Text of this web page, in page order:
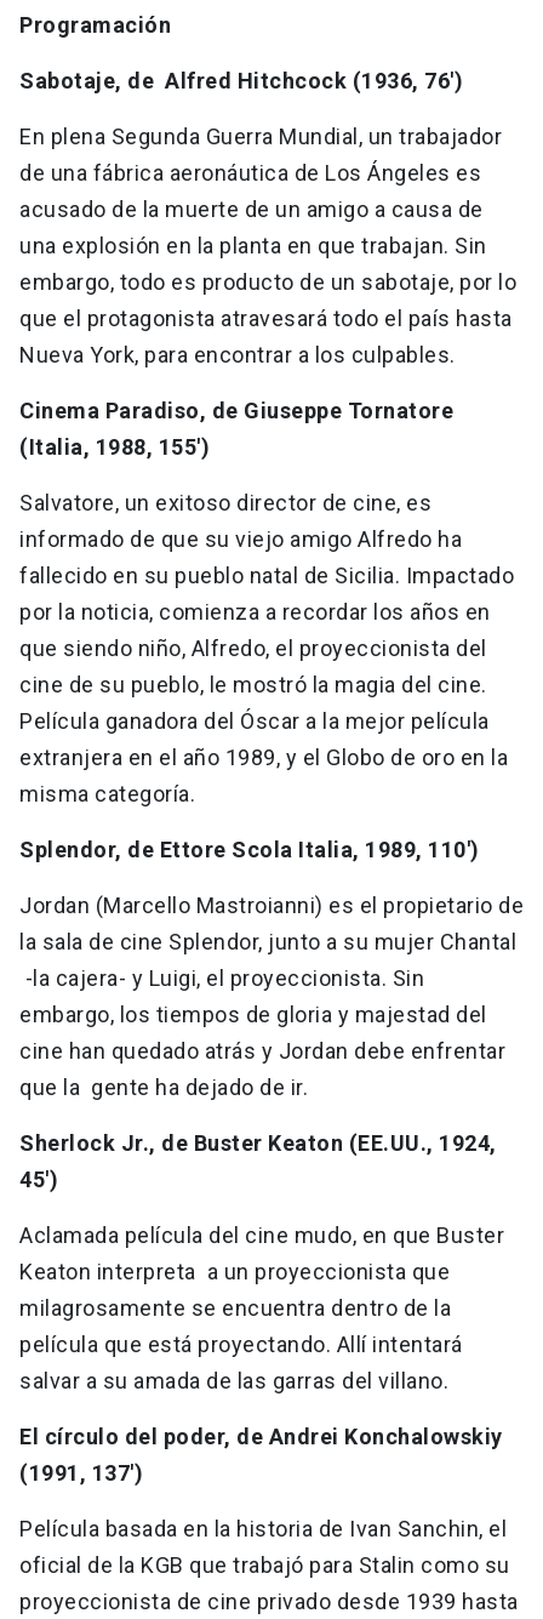
Programación
Sabotaje, de Alfred Hitchcock (1936, 76')
En plena Segunda Guerra Mundial, un trabajador
de una fábrica aeronáutica de Los Ángeles es
acusado de la muerte de un amigo a causa de
una explosión en la planta en que trabajan. Sin
embargo, todo es producto de un sabotaje, por lo
que el protagonista atravesará todo el país hasta
Nueva York, para encontrar a los culpables.
Cinema Paradiso, de Giuseppe Tornatore
(Italia, 1988, 155')
Salvatore, un exitoso director de cine, es
informado de que su viejo amigo Alfredo ha
fallecido en su pueblo natal de Sicilia. Impactado
por la noticia, comienza a recordar los años en
que siendo niño, Alfredo, el proyeccionista del
cine de su pueblo, le mostró la magia del cine.
Película ganadora del Óscar a la mejor película
extranjera en el año 1989, y el Globo de oro en la
misma categoría.
Splendor, de Ettore Scola Italia, 1989, 110')
Jordan (Marcello Mastroianni) es el propietario de
la sala de cine Splendor, junto a su mujer Chantal
-la cajera- y Luigi, el proyeccionista. Sin
embargo, los tiempos de gloria y majestad del
cine han quedado atrás y Jordan debe enfrentar
que la gente ha dejado de ir.
Sherlock Jr., de Buster Keaton (EE.UU., 1924,
45')
Aclamada película del cine mudo, en que Buster
Keaton interpreta a un proyeccionista que
milagrosamente se encuentra dentro de la
película que está proyectando. Allí intentará
salvar a su amada de las garras del villano.
El círculo del poder, de Andrei Konchalowskiy
(1991, 137')
Película basada en la historia de Ivan Sanchin, el
oficial de la KGB que trabajó para Stalin como su
proyeccionista de cine privado desde 1939 hasta